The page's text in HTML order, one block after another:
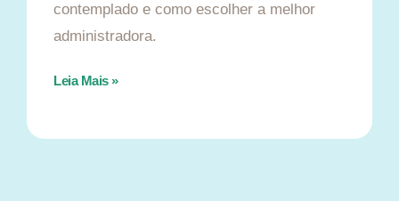
contemplado e como escolher a melhor
administradora.
Leia Mais »